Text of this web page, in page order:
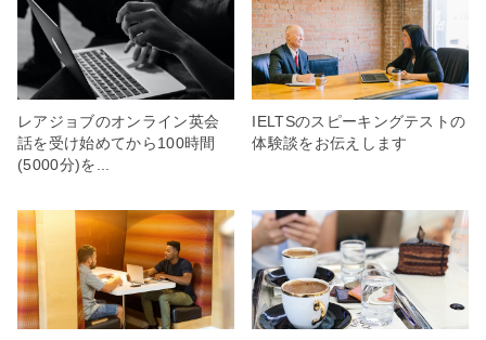
レアジョブのオンライン英会
話を受け始めてから100時間
(5000分)を...
IELTSのスピーキングテストの
体験談をお伝えします